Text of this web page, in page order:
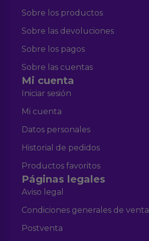
Sobre los productos
Sobre las devoluciones
Sobre los pagos
Sobre las cuentas
Mi cuenta
Iniciar sesión
Mi cuenta
Datos personales
Historial de pedidos
Productos favoritos
Páginas legales
Aviso legal
Condiciones generales de venta
Postventa